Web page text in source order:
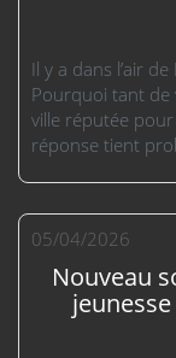
Il y a dans l’air
Pourquoi tant de
ville réputée pour
réponse tient
05/04/2026
Nouveau